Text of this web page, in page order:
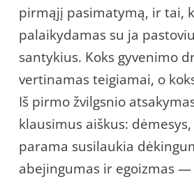
pirmąjį pasimatymą, ir tai,
palaikydamas su ja
santykius. Koks gyvenimo
vertinamas teigiamai, o
Iš pirmo žvilgsnio
klausimus aiškus:
parama susilaukia
abejingumas ir egoizmas